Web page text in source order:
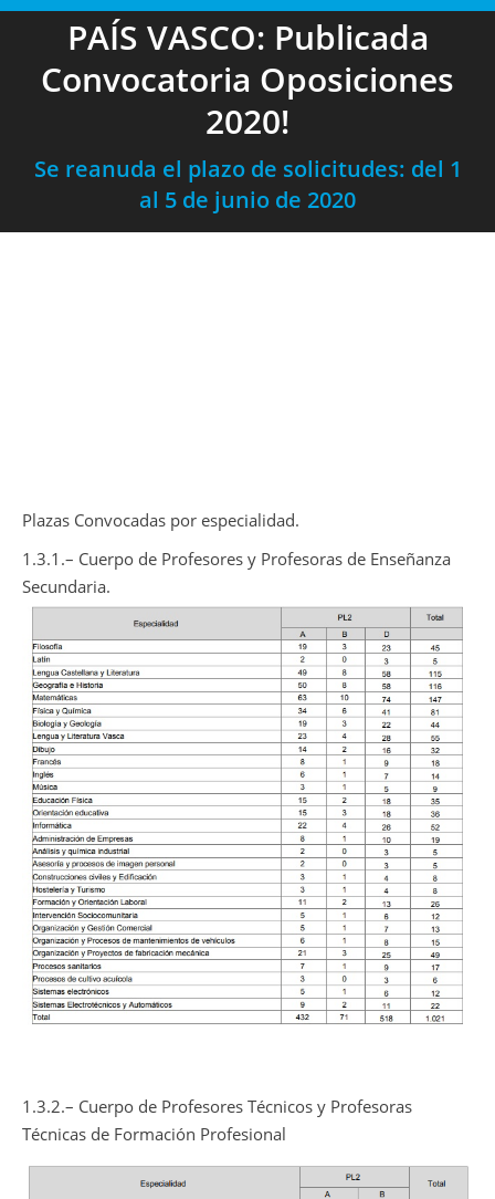
PAÍS VASCO: Publicada
Convocatoria Oposiciones
2020!
Se reanuda el plazo de solicitudes: del 1
al 5 de junio de 2020
Plazas Convocadas por especialidad.
1.3.1.– Cuerpo de Profesores y Profesoras de Enseñanza
Secundaria.
1.3.2.– Cuerpo de Profesores Técnicos y Profesoras
Técnicas de Formación Profesional